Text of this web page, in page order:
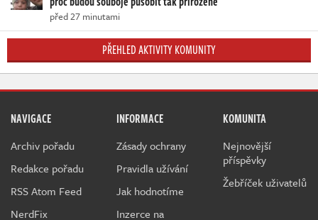
před 27 minutami
PŘEHLED AKTIVITY KOMUNITY
NAVIGACE
Archiv pořadu
Redakce pořadu
RSS Atom Feed
NerdFix
INFORMACE
Zásady ochrany
Pravidla užívání
Jak hodnotíme
Inzerce na
KOMUNITA
Nejnovější
příspěvky
Žebříček uživatelů